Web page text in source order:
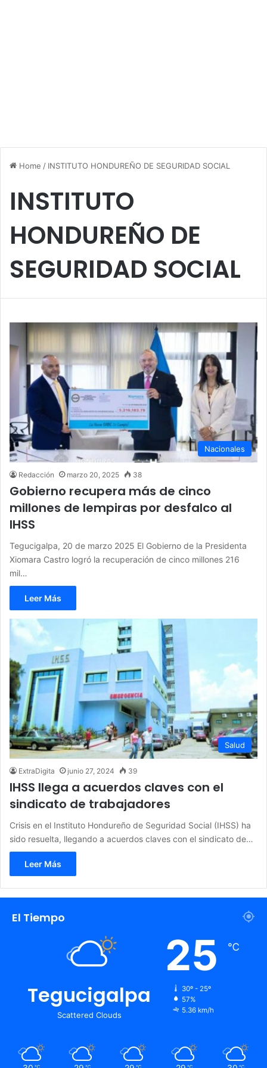
Home / INSTITUTO HONDUREÑO DE SEGURIDAD SOCIAL
INSTITUTO
HONDUREÑO DE
SEGURIDAD SOCIAL
Nacionales
Redacción marzo 20, 2025 38
Gobierno recupera más de cinco
millones de lempiras por desfalco al
IHSS
Tegucigalpa, 20 de marzo 2025 El Gobierno de la Presidenta
Xiomara Castro logró la recuperación de cinco millones 216
mil…
Leer Más
Salud
ExtraDigita junio 27, 2024 39
IHSS llega a acuerdos claves con el
sindicato de trabajadores
Crisis en el Instituto Hondureño de Seguridad Social (IHSS) ha
sido resuelta, llegando a acuerdos claves con el sindicato de…
Leer Más
El Tiempo
Tegucigalpa
Scattered Clouds
25 ℃
30º - 25º
57%
5.36 km/h
℃ ℃ ℃ ℃ ℃